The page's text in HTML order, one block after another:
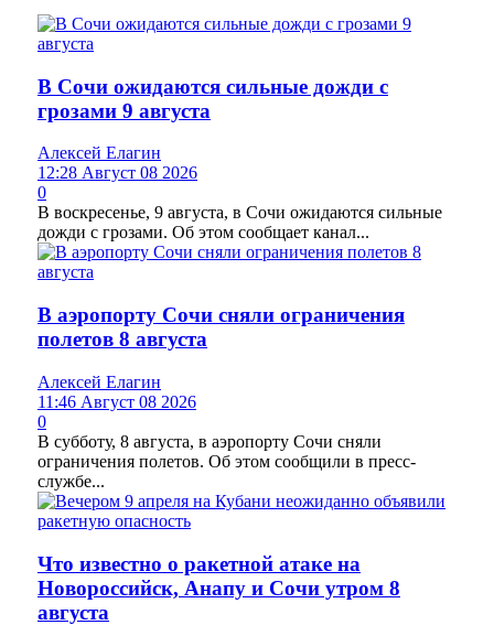
В Сочи ожидаются сильные дожди с
грозами 9 августа
Алексей Елагин
12:28 Август 08 2026
0
В воскресенье, 9 августа, в Сочи ожидаются сильные
дожди с грозами. Об этом сообщает канал...
В аэропорту Сочи сняли ограничения
полетов 8 августа
Алексей Елагин
11:46 Август 08 2026
0
В субботу, 8 августа, в аэропорту Сочи сняли
ограничения полетов. Об этом сообщили в пресс-
службе...
Что известно о ракетной атаке на
Новороссийск, Анапу и Сочи утром 8
августа